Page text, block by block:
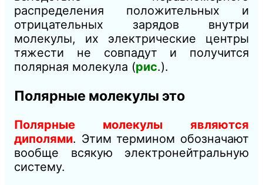
распределения положительных и
отрицательных зарядов внутри
молекулы, их электрические центры
тяжести не совпадут и получится
полярная молекула (рис.).
Полярные молекулы это
Полярные молекулы являются
диполями. Этим термином обозначают
вообще всякую электронейтральную
систему.